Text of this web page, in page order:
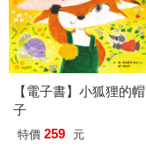
【電子書】小狐狸的帽
子
特價 259 元